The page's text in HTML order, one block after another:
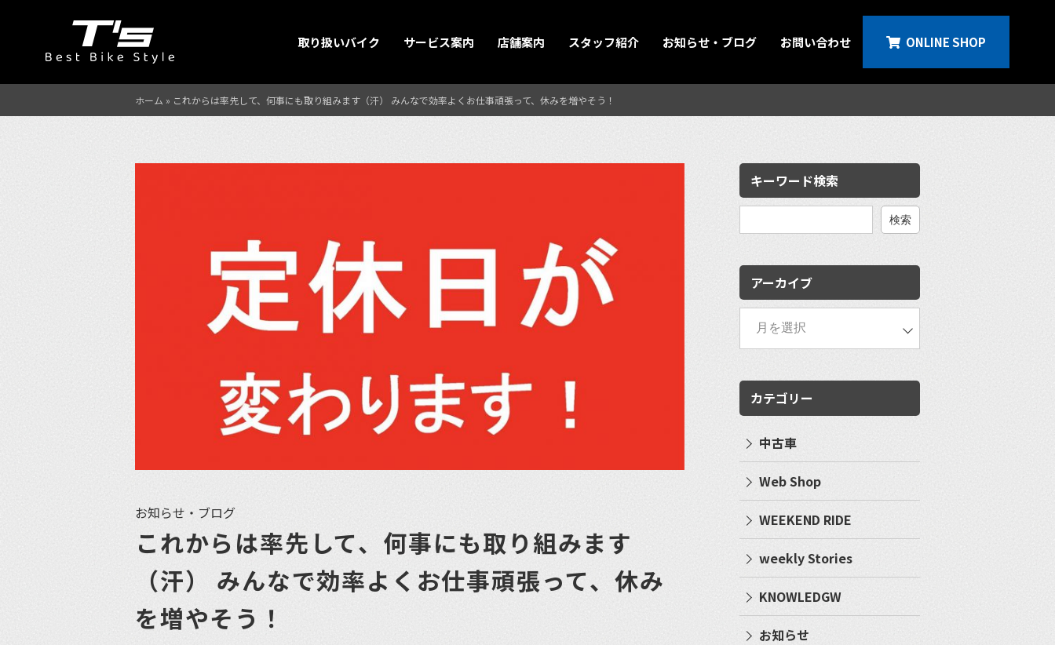
取り扱いバイク サービス案内 店舗案内 スタッフ紹介 お知らせ・ブログ お問い合わせ ONLINE SHOP
ホーム » これからは率先して、何事にも取り組みます（汗） みんなで効率よくお仕事頑張って、休みを増やそう！
お知らせ・ブログ
これからは率先して、何事にも取り組みます
（汗） みんなで効率よくお仕事頑張って、休み
を増やそう！
キーワード検索
検
アーカイブ
カテゴリー
中古車
Web Shop
WEEKEND RIDE
weekly Stories
KNOWLEDGW
お知らせ